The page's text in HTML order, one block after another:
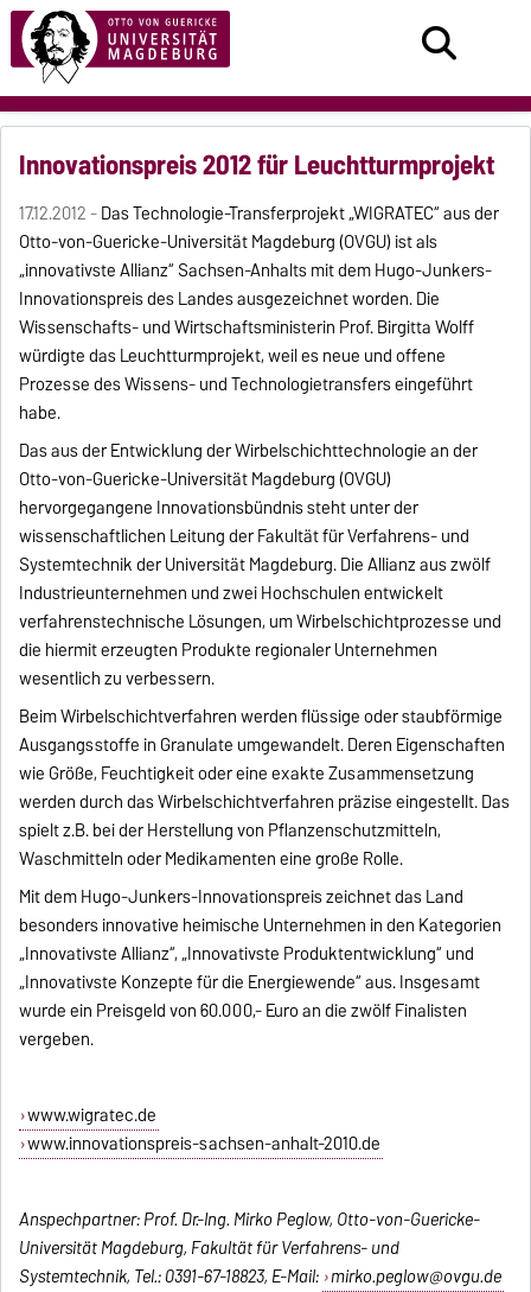
Innovationspreis 2012 für Leuchtturmprojekt
17.12.2012 -Das Technologie-Transferprojekt „WIGRATEC“ aus der
Otto-von-Guericke-Universität Magdeburg (OVGU) ist als
„innovativste Allianz“ Sachsen-Anhalts mit dem Hugo-Junkers-
Innovationspreis des Landes ausgezeichnet worden. Die
Wissenschafts- und Wirtschaftsministerin Prof. Birgitta Wolff
würdigte das Leuchtturmprojekt, weil es neue und offene
Prozesse des Wissens- und Technologietransfers eingeführt
habe.
Das aus der Entwicklung der Wirbelschichttechnologie an der
Otto-von-Guericke-Universität Magdeburg (OVGU)
hervorgegangene Innovationsbündnis steht unter der
wissenschaftlichen Leitung der Fakultät für Verfahrens- und
Systemtechnik der Universität Magdeburg. Die Allianz aus zwölf
Industrieunternehmen und zwei Hochschulen entwickelt
verfahrenstechnische Lösungen, um Wirbelschichtprozesse und
die hiermit erzeugten Produkte regionaler Unternehmen
wesentlich zu verbessern.
Beim Wirbelschichtverfahren werden flüssige oder staubförmige
Ausgangsstoffe in Granulate umgewandelt. Deren Eigenschaften
wie Größe, Feuchtigkeit oder eine exakte Zusammensetzung
werden durch das Wirbelschichtverfahren präzise eingestellt. Das
spielt z.B. bei der Herstellung von Pflanzenschutzmitteln,
Waschmitteln oder Medikamenten eine große Rolle.
Mit dem Hugo-Junkers-Innovationspreis zeichnet das Land
besonders innovative heimische Unternehmen in den Kategorien
„Innovativste Allianz“, „Innovativste Produktentwicklung“ und
„Innovativste Konzepte für die Energiewende“ aus. Insgesamt
wurde ein Preisgeld von 60.000,- Euro an die zwölf Finalisten
vergeben.
www.wigratec.de
www.innovationspreis-sachsen-anhalt-2010.de
Anspechpartner: Prof. Dr.-Ing. Mirko Peglow, Otto-von-Guericke-
Universität Magdeburg, Fakultät für Verfahrens- und
Systemtechnik, Tel.: 0391-67-18823, E-Mail: mirko.peglow@ovgu.de